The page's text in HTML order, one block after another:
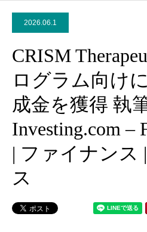
2026.06.1
CRISM
ログラム向け
成金を獲得 執
Investing.com –
| ファイナンス
ス